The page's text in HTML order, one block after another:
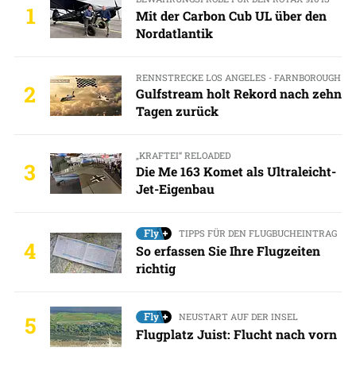
1
Mit der Carbon Cub UL über den
Nordatlantik
2
RENNSTRECKE LOS ANGELES - FARNBOROUGH
Gulfstream holt Rekord nach zehn
Tagen zurück
3
„KRAFTEI“ RELOADED
Die Me 163 Komet als Ultraleicht-
Jet-Eigenbau
4
TIPPS FÜR DEN FLUGBUCHEINTRAG
So erfassen Sie Ihre Flugzeiten
richtig
5 NEUSTART AUF DER INSEL
Flugplatz Juist: Flucht nach vorn